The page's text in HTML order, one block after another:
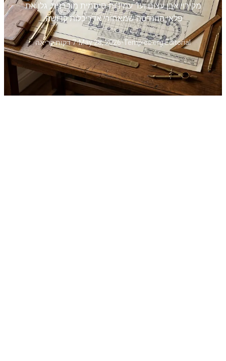
מקירוי אבן עצום ועד עמידות סיסמית מודרנית, גלו את
פלאי ההנדסה שמאחורי אדריכלות קדושה.
Temples.org Editorial
•
May 28, 2026
•7 דקות קריאה